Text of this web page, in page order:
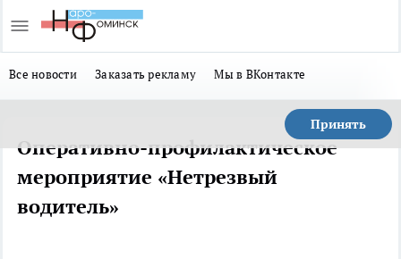
Все новости Заказать рекламу Мы в ВКонтакте
Принять
Оперативно-профилактическое
мероприятие «Нетрезвый
водитель»